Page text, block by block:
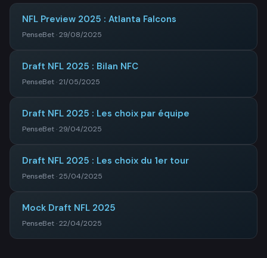
NFL Preview 2025 : Atlanta Falcons
PenseBet · 29/08/2025
Draft NFL 2025 : Bilan NFC
PenseBet · 21/05/2025
Draft NFL 2025 : Les choix par équipe
PenseBet · 29/04/2025
Draft NFL 2025 : Les choix du 1er tour
PenseBet · 25/04/2025
Mock Draft NFL 2025
PenseBet · 22/04/2025